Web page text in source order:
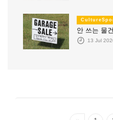
안 쓰는 물
13 Jul